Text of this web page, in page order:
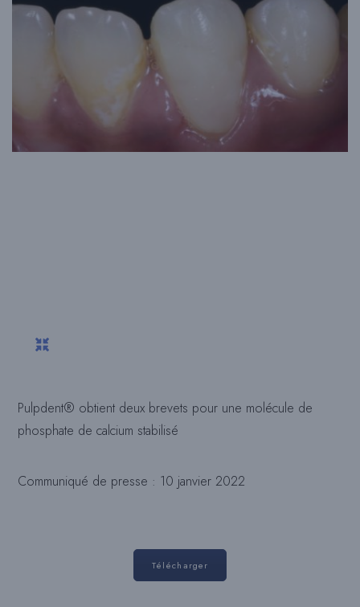
Pulpdent® obtient deux brevets pour une molécule de
phosphate de calcium stabilisé
Communiqué de presse : 10 janvier 2022
Télécharger